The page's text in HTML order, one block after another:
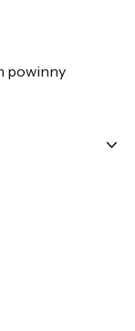
powinny